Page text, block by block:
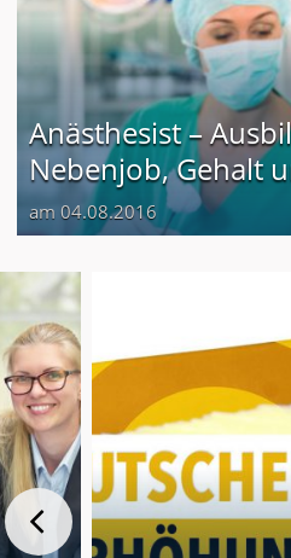
Anästhesist –
Nebenjob, Gehalt
am 04.08.2016